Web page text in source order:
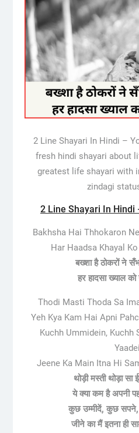
2 Line Shayari In Hindi –
fresh hindi shayari about
greatest life shayari with
zindagi
2 Line Shayari In Hindi –
Bakhsha Hai Thhokaron
Har Haadsa Khayal
बख्शा है ठोकरों ने
हर हादसा ख्याल को
Thodi Masti Thoda Sa
Yeh Kya Kam Hai Apni
Kuchh Ummidein, Kuchh
Jeene Ka Main Itna Hi
थोड़ी मस्ती थोड़ा सा
ये क्या कम है अपनी
कुछ उम्मीदें, कुछ
जीने का मैं इतना ही